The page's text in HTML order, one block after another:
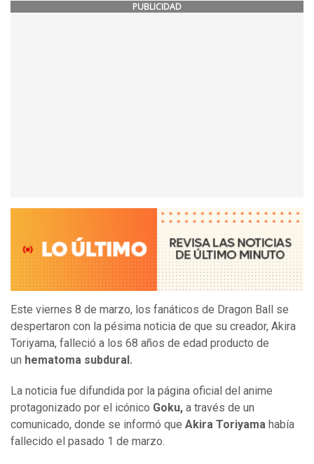
PUBLICIDAD
Este viernes 8 de marzo, los fanáticos de Dragon Ball se
despertaron con la pésima noticia de que su creador, Akira
Toriyama, falleció a los 68 años de edad producto de
un hematoma subdural.
La noticia fue difundida por la página oficial del anime
protagonizado por el icónico Goku, a través de un
comunicado, donde se informó que Akira Toriyama había
fallecido el pasado 1 de marzo.